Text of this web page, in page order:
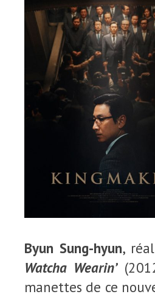
Byun Sung-hyun,
Watcha Wearin’
manettes de ce